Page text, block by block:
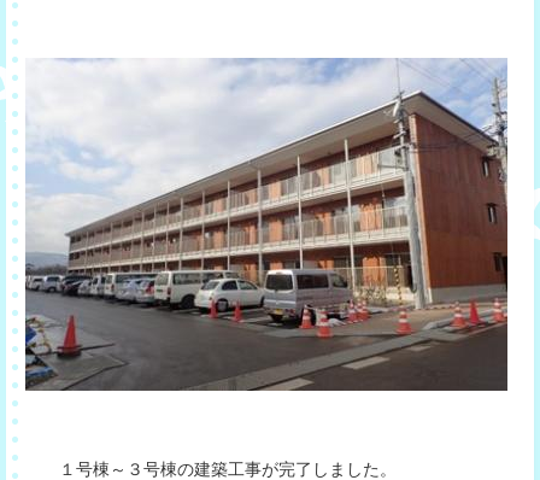
１号棟～３号棟の建築工事が完了しました。